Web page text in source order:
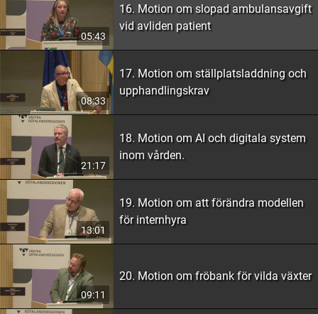
05:43
16. Motion om slopad ambulansavgift
vid avliden patient
08:33
17. Motion om ställplatsladdning och
upphandlingskrav
21:17
18. Motion om AI och digitala system
inom vården.
13:01
19. Motion om att förändra modellen
för internhyra
09:11
20. Motion om fröbank för vilda växter